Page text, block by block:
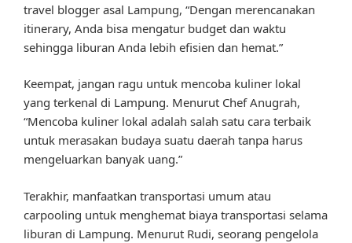
travel blogger asal Lampung, “Dengan merencanakan
itinerary, Anda bisa mengatur budget dan waktu
sehingga liburan Anda lebih efisien dan hemat.”
Keempat, jangan ragu untuk mencoba kuliner lokal
yang terkenal di Lampung. Menurut Chef Anugrah,
“Mencoba kuliner lokal adalah salah satu cara terbaik
untuk merasakan budaya suatu daerah tanpa harus
mengeluarkan banyak uang.”
Terakhir, manfaatkan transportasi umum atau
carpooling untuk menghemat biaya transportasi selama
liburan di Lampung. Menurut Rudi, seorang pengelola